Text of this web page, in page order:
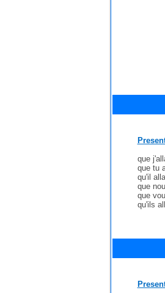
que
que tu
qu'il
que
que
qu'ils